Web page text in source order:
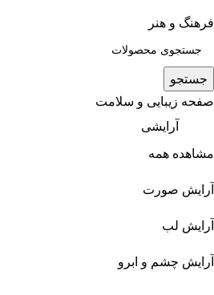
فرهنگ و هنر
جستجو
صفحه زیبایی و سلامت
آرایشی
مشاهده همه
آرایش صورت
آرایش لب
آرایش چشم و ابرو